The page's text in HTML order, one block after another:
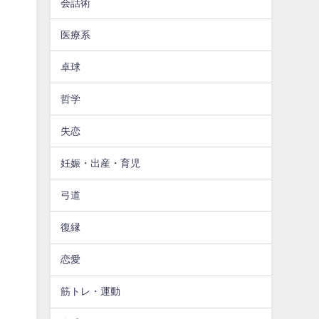
会話術
医療系
卓球
哲学
失恋
妊娠・出産・育児
弓道
復縁
恋愛
筋トレ・運動